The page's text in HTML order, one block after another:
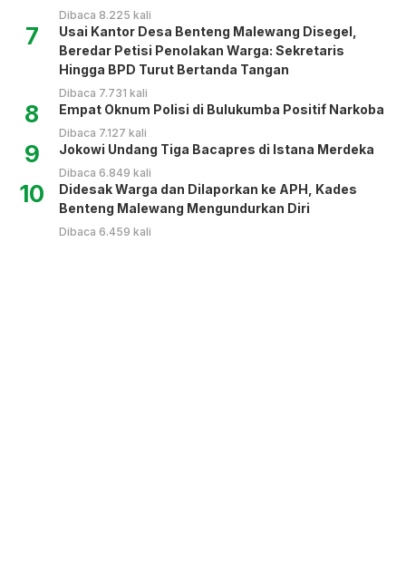
Dibaca 8.225 kali
7
Usai Kantor Desa Benteng Malewang Disegel,
Beredar Petisi Penolakan Warga: Sekretaris
Hingga BPD Turut Bertanda Tangan
Dibaca 7.731 kali
8 Empat Oknum Polisi di Bulukumba Positif Narkoba
Dibaca 7.127 kali
9 Jokowi Undang Tiga Bacapres di Istana Merdeka
Dibaca 6.849 kali
10
Didesak Warga dan Dilaporkan ke APH, Kades
Benteng Malewang Mengundurkan Diri
Dibaca 6.459 kali